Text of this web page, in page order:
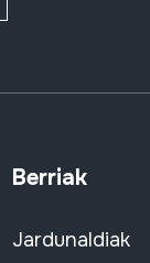
Berriak
Jardunaldiak